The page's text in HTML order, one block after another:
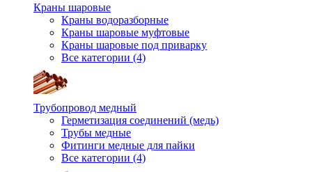
Краны шаровые
Краны водоразборные
Краны шаровые муфтовые
Краны шаровые под приварку
Все категории (4)
Трубопровод медный
Герметизация соединений (медь)
Трубы медные
Фитинги медные для пайки
Все категории (4)